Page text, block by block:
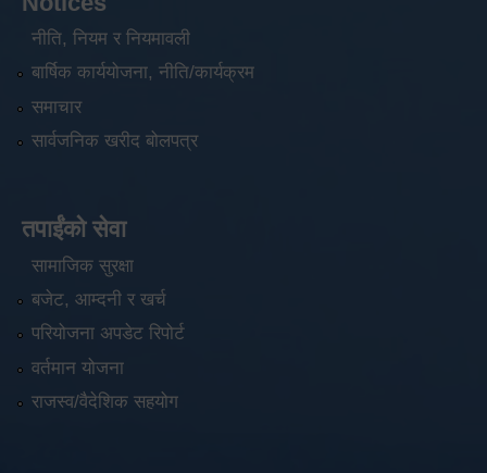
नीति, नियम र नियमावली
बार्षिक कार्ययोजना, नीति/कार्यक्रम
समाचार
सार्वजनिक खरीद बोलपत्र
तपाईंको सेवा
सामाजिक सुरक्षा
बजेट, आम्दनी र खर्च
परियोजना अपडेट रिपोर्ट
वर्तमान योजना
राजस्व/वैदेशिक सहयोग